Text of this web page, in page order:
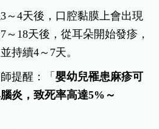
～4天後，口腔黏膜上會出現
～18天後，從耳朵開始發疹，
持續4～7天。
提醒：「嬰幼兒罹患麻疹可
炎，致死率高達5%～